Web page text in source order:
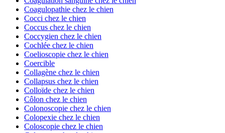
Coagulopathie chez le chien
Cocci chez le chien
Coccus chez le chien
Coccygien chez le chien
Cochlée chez le chien
Coelioscopie chez le chien
Coercible
Collagène chez le chien
Collapsus chez le chien
Colloïde chez le chien
Côlon chez le chien
Colonoscopie chez le chien
Colopexie chez le chien
Coloscopie chez le chien